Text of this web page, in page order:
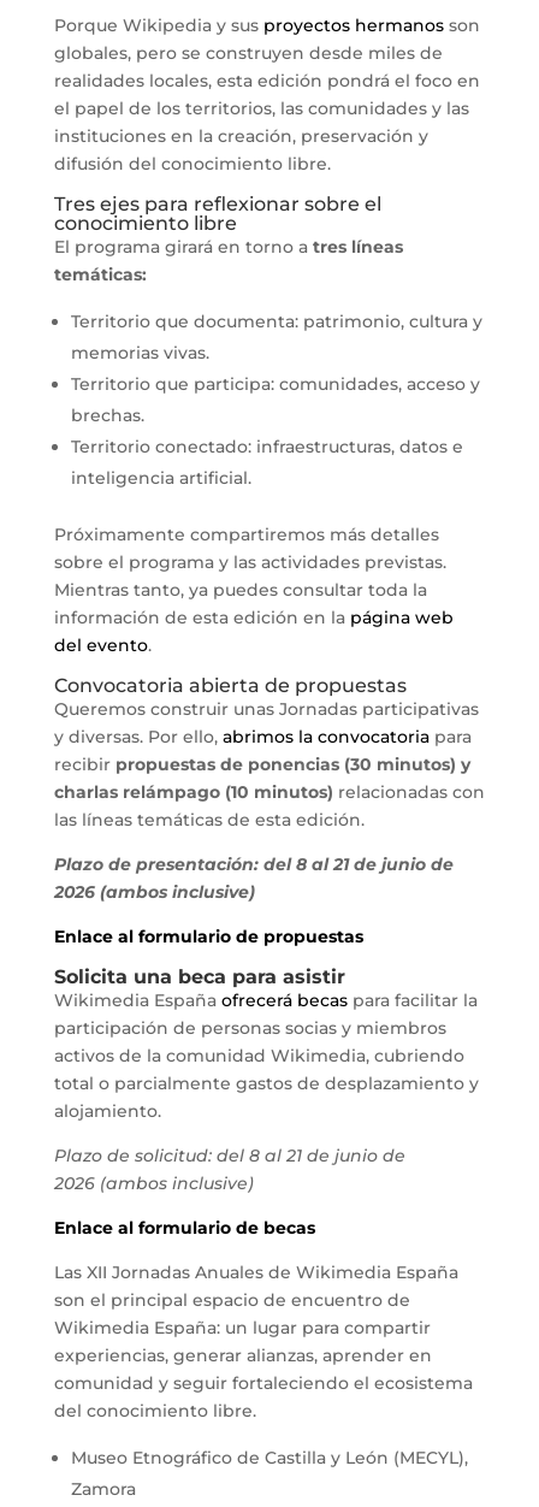
Porque Wikipedia y sus proyectos hermanosson
globales, pero se construyen desde miles de
realidades locales, esta edición pondrá el foco en
el papel de los territorios, las comunidades y las
instituciones en la creación, preservación y
difusión del conocimiento libre.
Tres ejes para reflexionar sobre el
conocimiento libre
El programa girará en torno a tres líneas
temáticas:
Territorio que documenta: patrimonio, cultura y
memorias vivas.
Territorio que participa: comunidades, acceso y
brechas.
Territorio conectado: infraestructuras, datos e
inteligencia artificial.
Próximamente compartiremos más detalles
sobre el programa y las actividades previstas.
Mientras tanto, ya puedes consultar toda la
información de esta edición en la página web
del evento.
Convocatoria abierta de propuestas
Queremos construir unas Jornadas participativas
y diversas. Por ello, abrimos la convocatoriapara
recibir propuestas de ponencias (30 minutos) y
charlas relámpago (10 minutos) relacionadas con
las líneas temáticas de esta edición.
Plazo de presentación: del 8 al 21 de junio de
2026 (ambos inclusive)
Enlace al formulario de propuestas
Solicita una beca para asistir
Wikimedia España ofrecerá becaspara facilitar la
participación de personas socias y miembros
activos de la comunidad Wikimedia, cubriendo
total o parcialmente gastos de desplazamiento y
alojamiento.
Plazo de solicitud: del 8 al 21 de junio de
2026 (ambos inclusive)
Enlace al formulario de becas
Las XII Jornadas Anuales de Wikimedia España
son el principal espacio de encuentro de
Wikimedia España: un lugar para compartir
experiencias, generar alianzas, aprender en
comunidad y seguir fortaleciendo el ecosistema
del conocimiento libre.
Museo Etnográfico de Castilla y León (MECYL),
Zamora